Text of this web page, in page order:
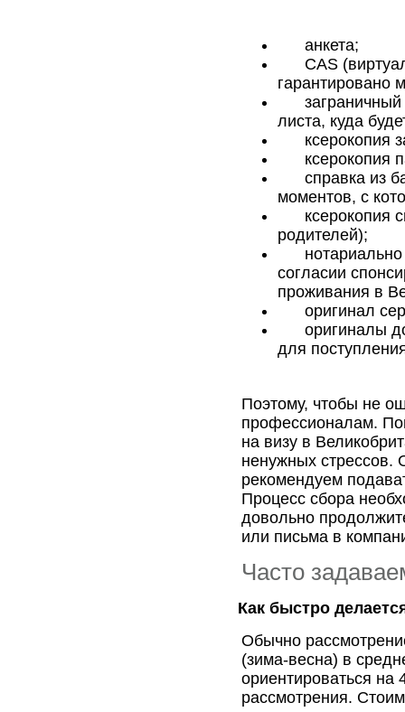
анкета;
CAS
гарантировано
листа, куда
ксерокопия
ксерокопия
справка из
моментов, с
ксерокопия
родителей);
согласии
проживания в
оригинал
оригиналы
для
Поэтому, чтобы не
профессионалам.
на визу в
ненужных стрессов.
рекомендуем
Процесс сбора
довольно
или письма в
Часто
Как быстро
Обычно
(зима-весна) в
ориентироваться на
рассмотрения.